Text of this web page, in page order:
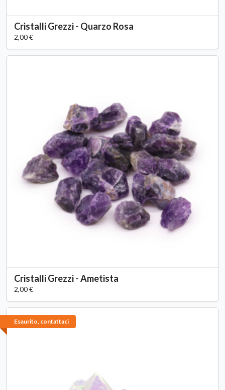
Cristalli Grezzi - Quarzo Rosa
2,00 €
Cristalli Grezzi - Ametista
2,00 €
Esaurito, contattaci